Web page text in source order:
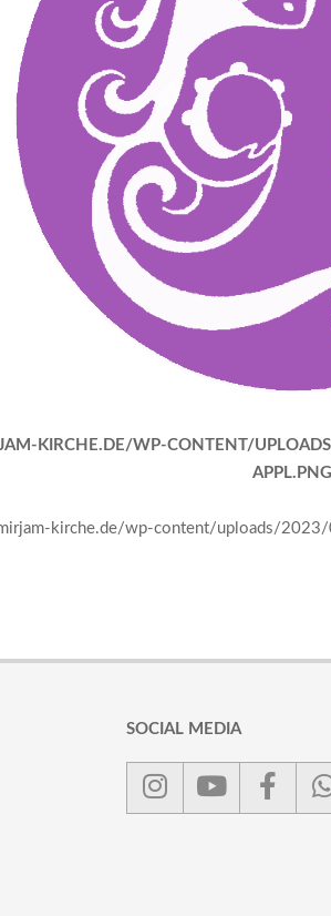
KIRCHE.DE/WP-CONTENT/
APPL.PNG
kirche.de/wp-content/uploads/
SOCIAL MEDIA